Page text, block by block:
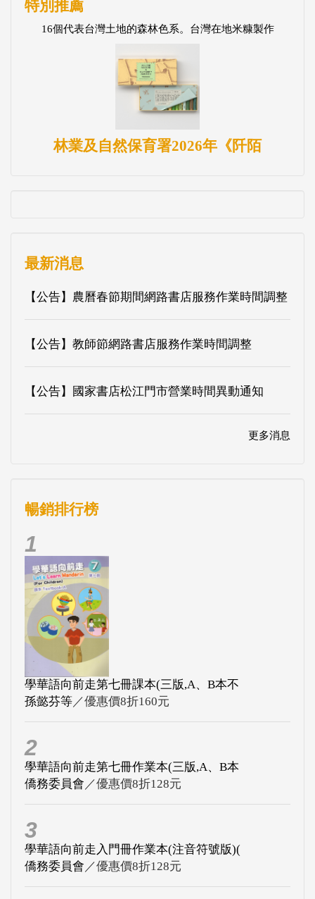
特別推薦
16個代表台灣土地的森林色系。台灣在地米糠製作
林業及自然保育署2026年《阡陌
最新消息
【公告】農曆春節期間網路書店服務作業時間調整
【公告】教師節網路書店服務作業時間調整
【公告】國家書店松江門市營業時間異動通知
更多消息
暢銷排行榜
1
學華語向前走第七冊課本(三版,A、B本不
孫懿芬等／優惠價8折160元
2
學華語向前走第七冊作業本(三版,A、B本
僑務委員會 ／優惠價8折128元
3
學華語向前走入門冊作業本(注音符號版)(
僑務委員會 ／優惠價8折128元